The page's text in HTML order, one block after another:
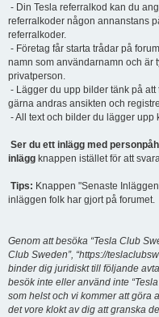
- Din Tesla referralkod kan du
referralkoder någon annanstans
referralkoder.
- Företag får starta trådar på
namn som användarnamn och är
privatperson.
- Lägger du upp bilder tänk på
gärna andras ansikten och
- All text och bilder du lägger upp
Ser du ett inlägg med
inlägg knappen istället för att
Tips: Knappen "Senaste
inläggen folk har gjort på forumet.
Genom att besöka “Tesla Club
Club Sweden”, “https://
binder dig juridiskt till följande
besök inte eller använd inte
som helst och vi kommer att göra
det vore klokt av dig att granska